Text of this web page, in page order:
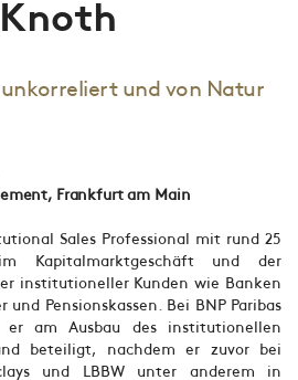
und von Natur
Frankfurt am Main
Sales Professional mit rund 25
Kapitalmarktgeschäft und der
institutioneller Kunden wie Banken
und Pensionskassen. Bei BNP Paribas
er am Ausbau des institutionellen
beteiligt, nachdem er zuvor bei
und LBBW unter anderem in